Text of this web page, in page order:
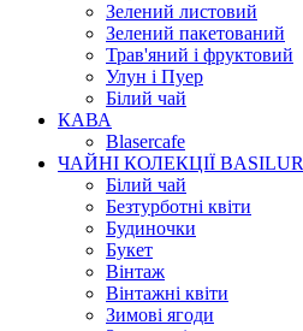
Зелений листовий
Зелений пакетований
Трав'яний і фруктовий
Улун і Пуер
Білий чай
КАВА
Blasercafe
ЧАЙНІ КОЛЕКЦІЇ BASILUR
Білий чай
Безтурботні квіти
Будиночки
Букет
Вінтаж
Вінтажні квіти
Зимові ягоди